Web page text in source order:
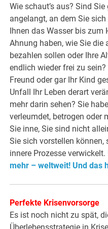
Wie schaut’s aus? Sind
angelangt, an dem Sie
Ihnen das Wasser bis
Ahnung haben, wie Sie die
bezahlen sollen oder Ihre
endlich wieder frei zu
Freund oder gar Ihr Kind
Unfall Ihr Leben derart
mehr darin sehen? Sie
verleumdet, betrogen oder
Sie inne, Sie sind nicht
Sie sich vorstellen
innere Prozesse verwickelt.
mehr – weltweit! Und das
Perfekte Krisenvorsorge
Es ist noch nicht zu spät,